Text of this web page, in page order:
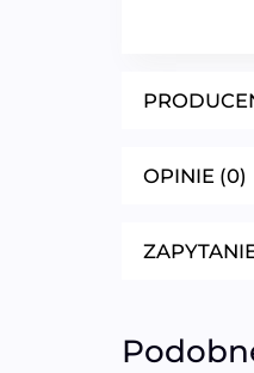
OPINIE (0)